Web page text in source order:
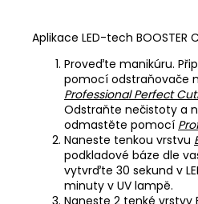
Aplikace LED-tech BOOSTER
Proveďte manikúru.
pomocí odstraňovače
Professional Perfect
Odstraňte nečistoty a
odmastěte pomocí
Naneste tenkou vrstvu
podkladové báze dle
vytvrďte 30 sekund v
minuty v UV lampě.
Naneste 2 tenké vrstvy